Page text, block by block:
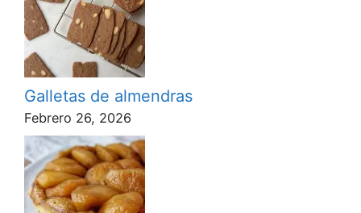
Galletas de almendras
Febrero 26, 2026